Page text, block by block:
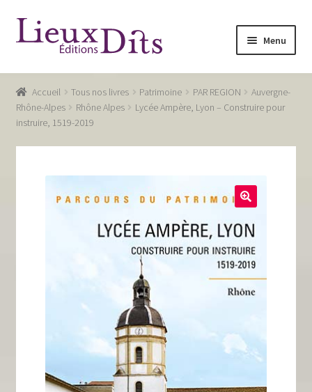
Aller
à
navigation
Aller
au
Menu
Accueil
Commande
Mentions légales / Données personnelles
La qualité Lieux Dits
Nous contacter
Accueil Tous nos livres Patrimoine PAR REGION
Auvergne-
Rhône-Alpes
Rhône Alpes
Lycée Ampère, Lyon – Construire pour
instruire, 1519-2019